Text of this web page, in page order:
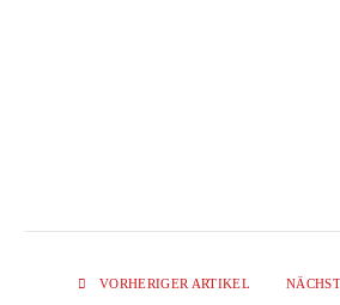
VORHERIGER ARTIKEL